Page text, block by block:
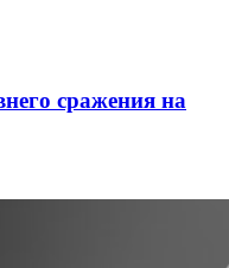
сражения на